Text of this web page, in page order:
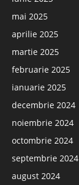
mai 2025
aprilie 2025
martie 2025
februarie 2025
ianuarie 2025
decembrie 2024
noiembrie 2024
octombrie 2024
septembrie 2024
august 2024